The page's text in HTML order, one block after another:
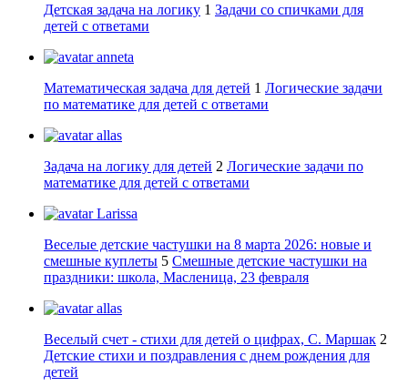
Детская задача на логику 1 Задачи со спичками для
детей с ответами
anneta
Математическая задача для детей 1 Логические задачи
по математике для детей с ответами
allas
Задача на логику для детей 2 Логические задачи по
математике для детей с ответами
Larissa
Веселые детские частушки на 8 марта 2026: новые и
смешные куплеты 5 Смешные детские частушки на
праздники: школа, Масленица, 23 февраля
allas
Веселый счет - стихи для детей о цифрах, С. Маршак 2
Детские стихи и поздравления с днем рождения для
детей